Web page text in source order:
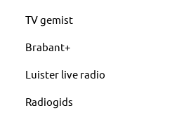
TV gemist
Brabant+
Luister live radio
Radiogids